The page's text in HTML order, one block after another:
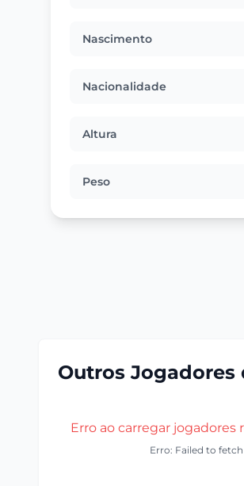
Nascimento
Nacionalidade
Altura
Peso
Outros Jogadores
Erro ao carregar jogadores
Erro: Failed to fetch